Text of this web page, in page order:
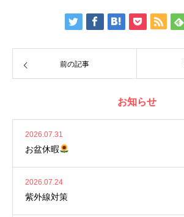
前の記事
お知らせ
2026.07.31
お盆休暇
2026.07.24
紫外線対策